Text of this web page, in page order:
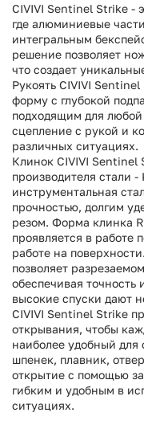
CIVIVI Sentinel Strike -
где алюминиевые
интегральным
решение позволяет
что создает
Рукоять CIVIVI
форму с глубокой
подходящим для любой
сцепление с рукой и
различных ситуациях.
Клинок CIVIVI Sentinel
производителя стали -
инструментальная
прочностью, долгим
резом. Форма клинка
проявляется в работе
работе на
позволяет
обеспечивая
высокие спуски дают
CIVIVI Sentinel Strike
открывания, чтобы
наиболее удобный
шпенек, плавник,
открытие с помощью
гибким и удобным в
ситуациях.